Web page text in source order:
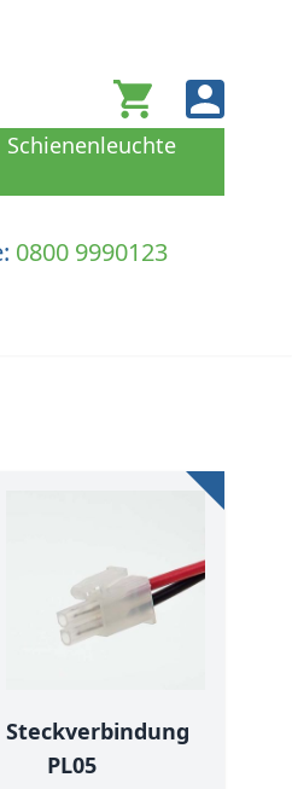
Warenkorb
0800 9990123
Schienenleuchte
Steckverbindung
PL05